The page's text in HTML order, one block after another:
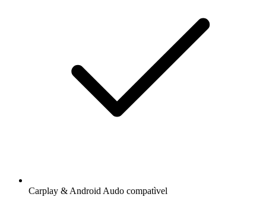
Carplay & Android Audo compatìvel